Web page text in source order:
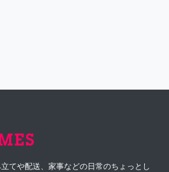
てや配送、家事などの日常のちょっとし